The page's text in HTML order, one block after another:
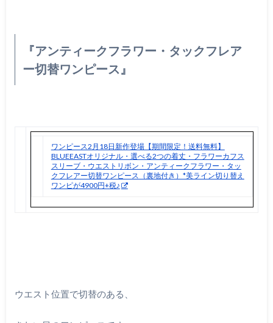
『アンティークフラワー・タックフレア
ー切替ワンピース』
ワンピース2月18日新作登場【期間限定！送料無料】
BLUEEASTオリジナル・選べる2つの着丈・フラワーカフス
スリーブ・ウエストリボン・アンティークフラワー・タッ
クフレアー切替ワンピース（裏地付き）*美ライン切り替え
ワンピが4900円+税♪
ウエスト位置で切替のある、